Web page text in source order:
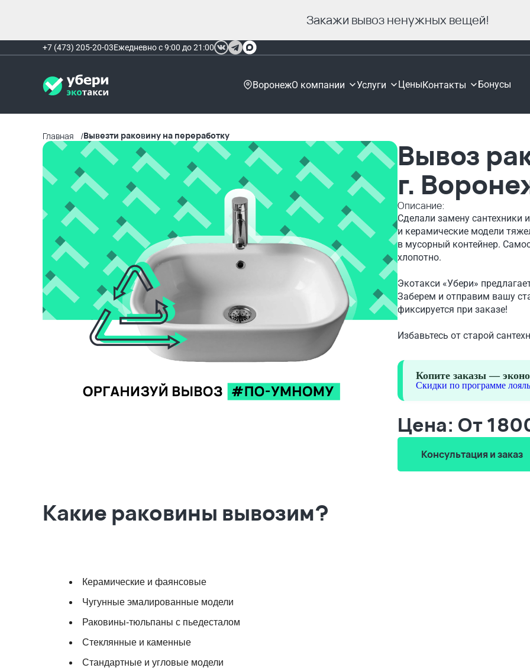
Закажи вывоз ненужных вещей!
+7 (473) 205-20-03Ежедневно с 9:00 до 21:00
ВоронежО компании Услуги ЦеныКонтакты Бонусы
Главная Вывезти раковину на переработку
Вывоз
г.
Описание:
Сделали замену сантехники
и керамические модели
в мусорный контейнер.
хлопотно.
Экотакси «Убери»
Заберем и отправим вашу
фиксируется при заказе!
Избавьтесь от старой
Копите заказы —
Скидки по программе
Цена: От
Консультация и заказ
Какие раковины вывозим?
Керамические и фаянсовые
Чугунные эмалированные модели
Раковины-тюльпаны с пьедесталом
Стеклянные и каменные
Стандартные и угловые модели